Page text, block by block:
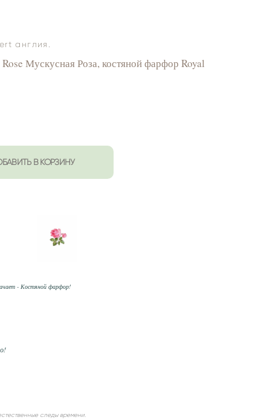
англия.
Мускусная Роза, костяной фарфор Royal
В КОРЗИНУ
- Костяной фарфор!
следы времени.